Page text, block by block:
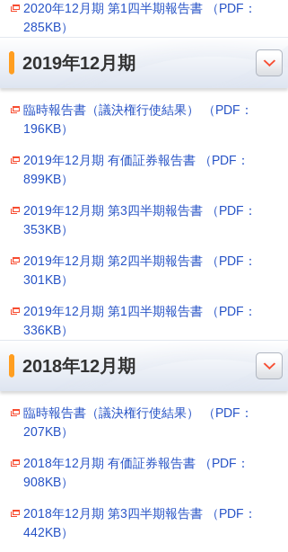
2020年12月期 第1四半期報告書 （PDF：
285KB）
2019年12月期
臨時報告書（議決権行使結果） （PDF：
196KB）
2019年12月期 有価証券報告書 （PDF：
899KB）
2019年12月期 第3四半期報告書 （PDF：
353KB）
2019年12月期 第2四半期報告書 （PDF：
301KB）
2019年12月期 第1四半期報告書 （PDF：
336KB）
2018年12月期
臨時報告書（議決権行使結果） （PDF：
207KB）
2018年12月期 有価証券報告書 （PDF：
908KB）
2018年12月期 第3四半期報告書 （PDF：
442KB）